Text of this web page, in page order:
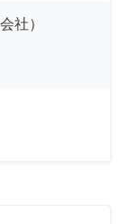
社）